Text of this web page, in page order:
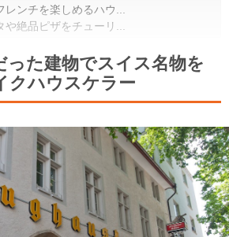
ンチを楽しめるハウ...
や絶品ピザをチューリ...
った建物でスイス名物を
クハウスケラー